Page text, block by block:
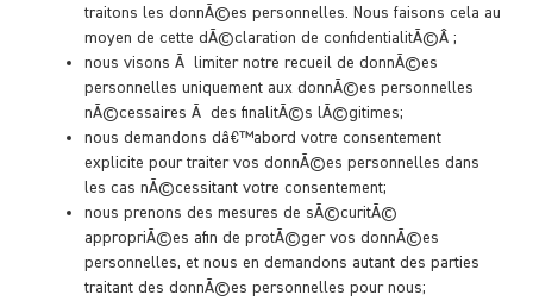
traitons les donnÃ©es personnelles. Nous faisons cela au
moyen de cette dÃ©claration de confidentialitÃ©Â ;
nous visons Ã limiter notre recueil de donnÃ©es
personnelles uniquement aux donnÃ©es personnelles
nÃ©cessaires Ã des finalitÃ©s lÃ©gitimes;
nous demandons dâ€™abord votre consentement
explicite pour traiter vos donnÃ©es personnelles dans
les cas nÃ©cessitant votre consentement;
nous prenons des mesures de sÃ©curitÃ©
appropriÃ©es afin de protÃ©ger vos donnÃ©es
personnelles, et nous en demandons autant des parties
traitant des donnÃ©es personnelles pour nous;